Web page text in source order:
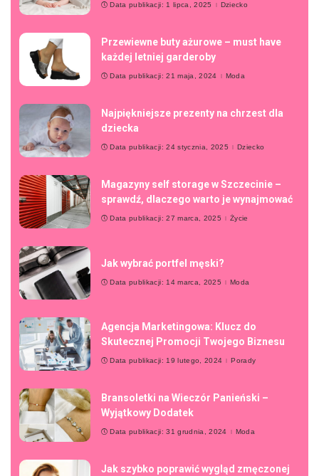
Data publikacji: 1 lipca, 2025 Dziecko
Przewiewne buty ażurowe – must have
każdej letniej garderoby
Data publikacji: 21 maja, 2024 Moda
Najpiękniejsze prezenty na chrzest dla
dziecka
Data publikacji: 24 stycznia, 2025 Dziecko
Magazyny self storage w Szczecinie –
sprawdź, dlaczego warto je wynajmować
Data publikacji: 27 marca, 2025 Życie
Jak wybrać portfel męski?
Data publikacji: 14 marca, 2025 Moda
Agencja Marketingowa: Klucz do
Skutecznej Promocji Twojego Biznesu
Data publikacji: 19 lutego, 2024 Porady
Bransoletki na Wieczór Panieński –
Wyjątkowy Dodatek
Data publikacji: 31 grudnia, 2024 Moda
Jak szybko poprawić wygląd zmęczonej